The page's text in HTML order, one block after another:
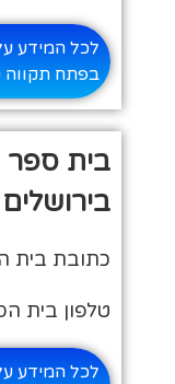
לכל המידע
בפתח תקווה
בית ספר
בירושלים
כתובת בית
טלפון בית הספר: 02-
לכל המידע